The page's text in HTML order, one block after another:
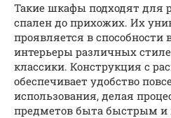
Такие шкафы подходят для
спален до прихожих. Их
проявляется в способности
интерьеры различных
классики. Конструкция с
обеспечивает удобство
использования, делая
предметов быта быстрым